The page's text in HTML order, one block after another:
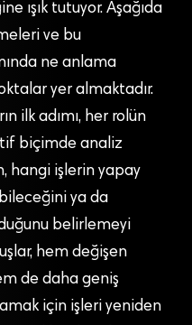
ışık tutuyor. Aşağıda
ve bu
ne anlama
yer almaktadır.
ilk adımı, her rolün
biçimde analiz
hangi işlerin yapay
ya da
belirlemeyi
hem değişen
de daha geniş
için işleri yeniden